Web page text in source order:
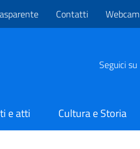
Contatti Webcam
Seguici su
e atti Cultura e Storia